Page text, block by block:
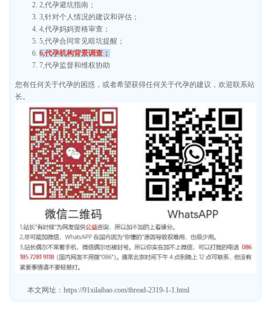
2,代孕避坑指南；
3,针对个人情况的建议和评估；
4,代孕妈妈资格审查；
5,代孕合同常见暗坑提醒；
6,代孕机构背景调查；
7,代孕监督和维权协助
您有任何关于代孕的困惑，或者希望获得任何关于代孕的建议，欢迎联系站
长。
本文网址： https://91xilaibao.com/thread-2319-1-1.html